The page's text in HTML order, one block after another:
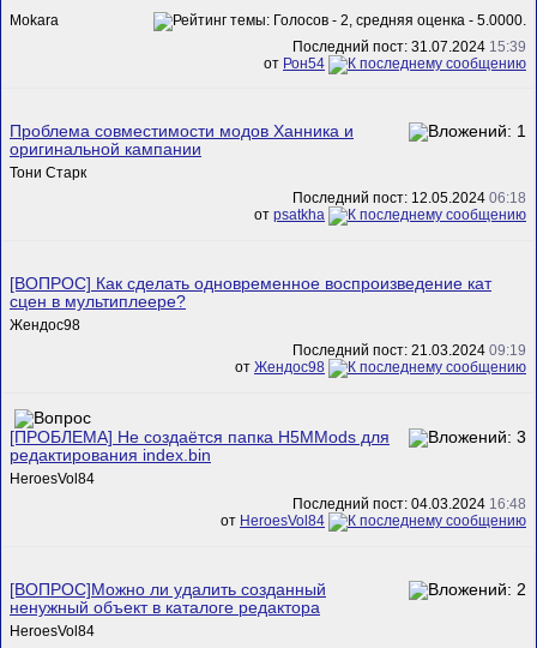
Mokara
Последний пост: 31.07.2024 15:39
от Рон54
Проблема совместимости модов Ханника и
оригинальной кампании
Тони Старк
Последний пост: 12.05.2024 06:18
от psatkha
[ВОПРОС] Как сделать одновременное воспроизведение кат
сцен в мультиплеере?
Жендос98
Последний пост: 21.03.2024 09:19
от Жендос98
[ПРОБЛЕМА] Не создаётся папка H5MMods для
редактирования index.bin
HeroesVol84
Последний пост: 04.03.2024 16:48
от HeroesVol84
[ВОПРОС]Можно ли удалить созданный
ненужный объект в каталоге редактора
HeroesVol84